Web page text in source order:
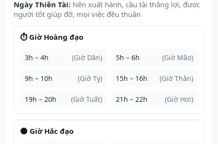
Ngày Thiên Tài: Nên xuất hành, cầu tài thắng lợi, được
người tốt giúp đỡ, mọi việc đều thuận
⏱️ Giờ Hoàng đạo
3h – 4h (Giờ Dần) 5h – 6h (Giờ Mão)
9h – 10h (Giờ Tỵ) 15h – 16h (Giờ Thân)
19h – 20h (Giờ Tuất) 21h – 22h (Giờ Hợi)
🌑 Giờ Hắc đạo